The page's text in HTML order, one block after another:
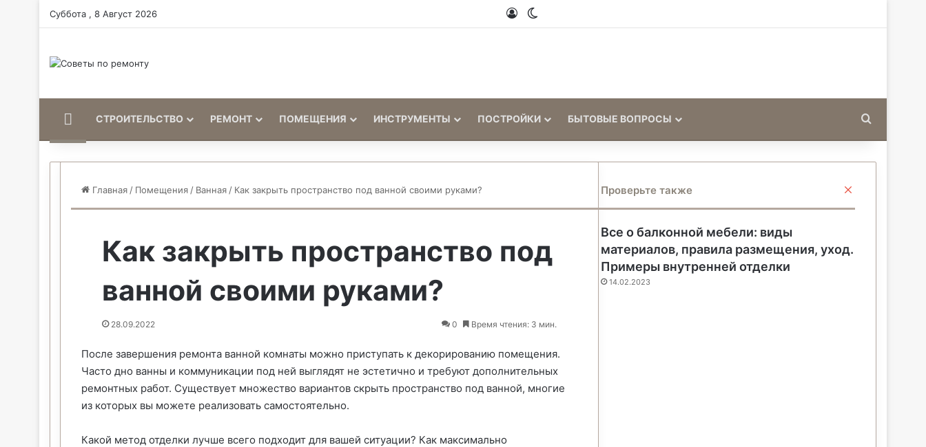
Суббота , 8 Август 2026 Войти
HomeСТРОИТЕЛЬСТВО РЕМОНТ ПОМЕЩЕНИЯ ИНСТРУМЕНТЫ ПОСТРОЙКИ БЫТОВЫЕ ВОПРОСЫ
Главная / Помещения / Ванная / Как закрыть пространство под ванной своими руками?
Как закрыть пространство под
ванной своими руками?
28.09.2022 0 Время чтения: 3 мин.
После завершения ремонта ванной комнаты можно приступать к декорированию помещения.
Часто дно ванны и коммуникации под ней выглядят не эстетично и требуют дополнительных
ремонтных работ. Существует множество вариантов скрыть пространство под ванной, многие
из которых вы можете реализовать самостоятельно.
Какой метод отделки лучше всего подходит для вашей ситуации? Как максимально
Проверьте также
Все о балконной мебели: виды
материалов, правила размещения, уход.
Примеры внутренней отделки
14.02.2023